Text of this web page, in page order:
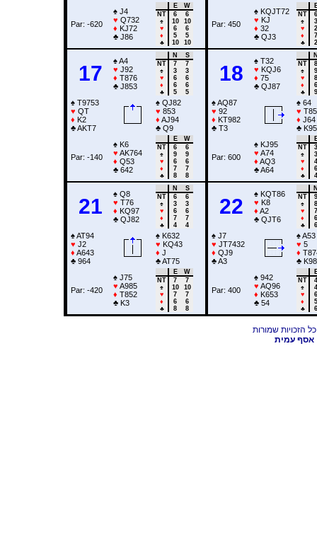
Par: -620
♠ J4
♥ Q732
♦ KJ72
♣ J86
E
W
NT
6
6
♠
10
10
♥
6
6
♦
5
5
♣
10 10
Par: 450
♠ KQJT72
♥ KJ
♦ 32
♣ QJ3
NT
6
♠
3
♥
2
♦
7
♣
2
17
♠A4
♥ J92
♦ T876
♣ J853
N
S
NT
7
7
♠
3
3
♥
6
6
♦
6
6
♣
5 5
♠ T9753
♥ QT
♦ K2
♣AKT7
♠ QJ82
♥ 853
♦ AJ94
♣ Q9
Par: -140
♠ K6
♥ AK764
♦ Q53
♣ 642
E
W
NT
6
6
♠
9
9
♥
6
6
♦
7
7
♣
8 8
18
♠ T32
♥ KQJ6
♦ 75
♣ QJ87
NT
8
♠
9
♥
8
♦
6
♣
9
♠AQ87
♥ 92
♦ KT982
♣ T3
♠ 64
♥
♦ J64
♣
Par: 600
♠ KJ95
♥ A74
♦ AQ3
♣A64
NT
3
♠
3
♥
4
♦
6
♣
4
21
♠ Q8
♥ T76
♦ KQ97
♣ QJ82
N
S
NT
6
6
♠
3
3
♥
6
6
♦
7
7
♣
4 4
♠AT94
♥ J2
♦ A643
♣ 964
♠ K632
♥ KQ43
♦ J
♣AT75
Par: -420
♠ J75
♥ A985
♦ T852
♣ K3
E
W
NT
7
7
♠
10
10
♥
7
7
♦
6
6
♣
8 8
22
♠ KQT86
♥ K8
♦ A2
♣ QJT6
NT
9
♠
8
♥
7
♦
6
♣
6
♠ J7
♥ JT7432
♦ QJ9
♣A3
♠A53
♥ 5
♦
♣
Par: 400
♠ 942
♥ AQ96
♦ K653
♣ 54
NT
4
♠
4
♥
6
♦
5
♣
6
אסף עמית